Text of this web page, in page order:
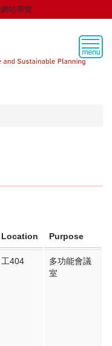
網站導覽
Location
Purpose
工404 多功能會議
室